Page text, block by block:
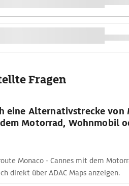
Fragen
eine Alternativstrecke von
Motorrad, Wohnmobil
Monaco - Cannes mit dem
direkt über ADAC Maps anzeigen.